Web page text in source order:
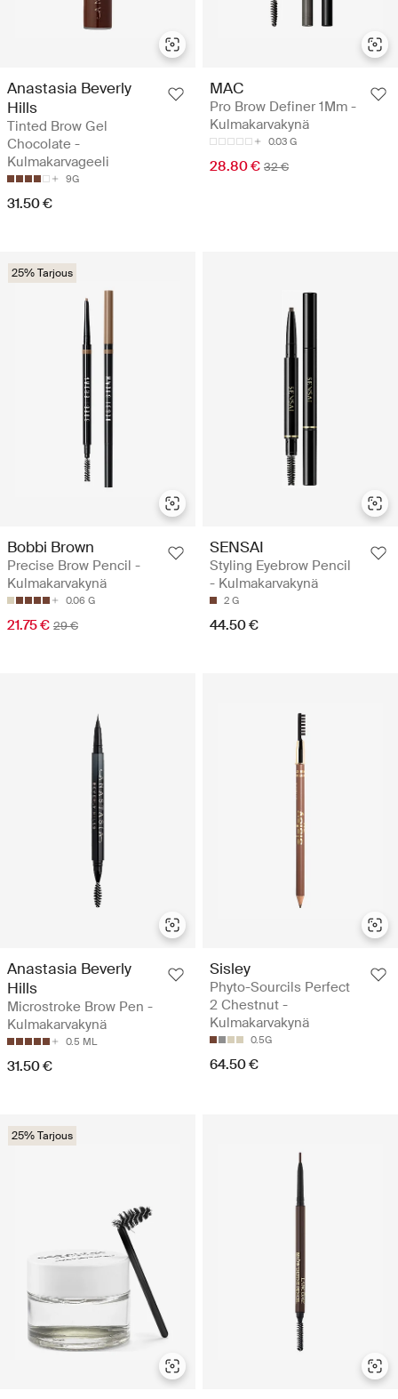
Anastasia Beverly
Hills
Tinted Brow Gel
Chocolate -
Kulmakarvageeli
9G
31.50 €
MAC
Pro Brow Definer 1Mm -
Kulmakarvakynä
0.03 G
28.80 € 32 €
25% Tarjous
Bobbi Brown
Precise Brow Pencil -
Kulmakarvakynä
0.06 G
21.75 € 29 €
SENSAI
Styling Eyebrow Pencil
- Kulmakarvakynä
2 G
44.50 €
Anastasia Beverly
Hills
Microstroke Brow Pen -
Kulmakarvakynä
0.5 ML
31.50 €
Sisley
Phyto-Sourcils Perfect
2 Chestnut -
Kulmakarvakynä
0.5G
64.50 €
25% Tarjous